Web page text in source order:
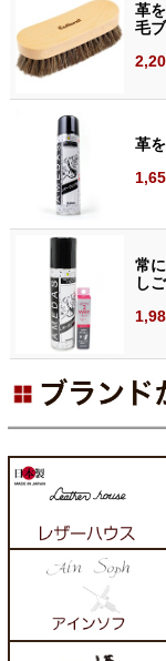
革
毛
革
常
し